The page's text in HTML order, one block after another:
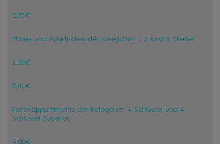
0,75€
Hotels und Aparthotels der Kategorien 1, 2 und 3 Sterne.
2,00€
0,50€
Ferienappartements der Kategorien 4 Schlüssel und 4
Schlüssel Superior.
4,00€